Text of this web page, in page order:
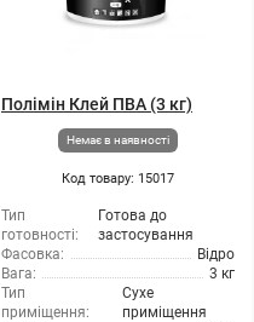
Полімін Клей ПВА (3 кг)
Немає в наявності
Код товару: 15017
Тип
готовності:
Готова до
застосування
Фасовка:
Відро
Вага:
3 кг
Тип
приміщення:
Сухе
приміщення